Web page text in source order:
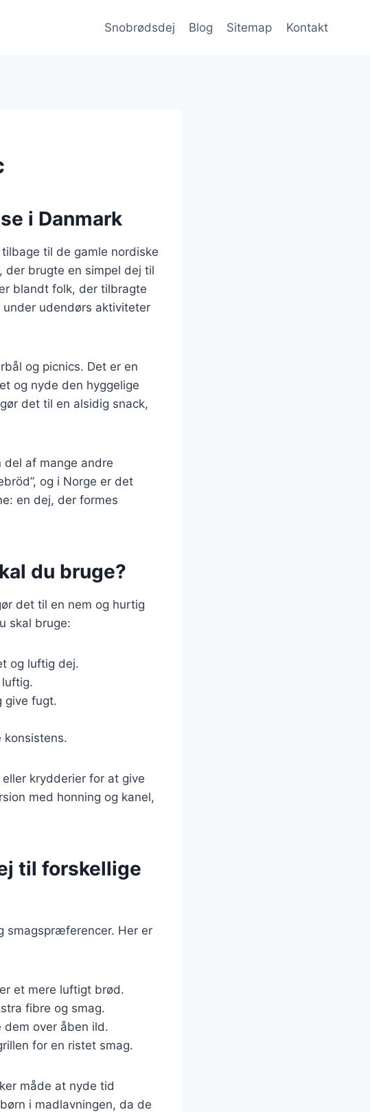
Snobrødsdej Blog Sitemap Kontakt
i Danmark
til de gamle nordiske
der brugte en simpel dej til
blandt folk, der tilbragte
udendørs aktiviteter
og picnics. Det er en
og nyde den hyggelige
det til en alsidig snack,
del af mange andre
og i Norge er det
en dej, der formes
du bruge?
det til en nem og hurtig
skal bruge:
og luftig dej.
give fugt.
konsistens.
krydderier for at give
med honning og kanel,
til forskellige
smagspræferencer. Her er
et mere luftigt brød.
fibre og smag.
dem over åben ild.
for en ristet smag.
måde at nyde tid
i madlavningen, da de